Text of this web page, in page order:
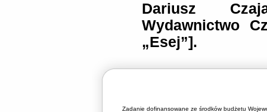
Dariusz
Wydawnictwo
„Esej”].
Zadanie dofinansowane ze środków budżetu